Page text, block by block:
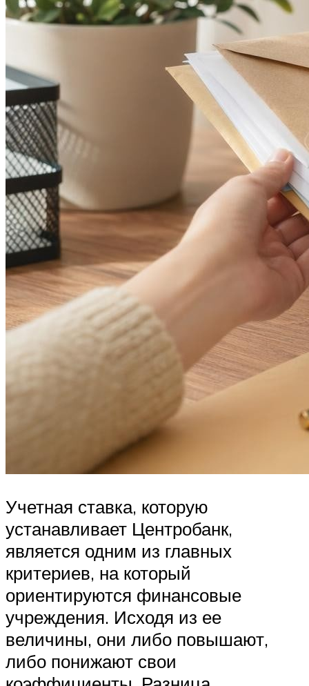
Учетная ставка, которую
устанавливает Центробанк,
является одним из главных
критериев, на который
ориентируются финансовые
учреждения. Исходя из ее
величины, они либо повышают,
либо понижают свои